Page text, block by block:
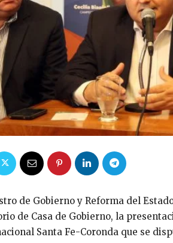
de Gobierno y Reforma del
de Casa de Gobierno, la
Santa Fe-Coronda que se